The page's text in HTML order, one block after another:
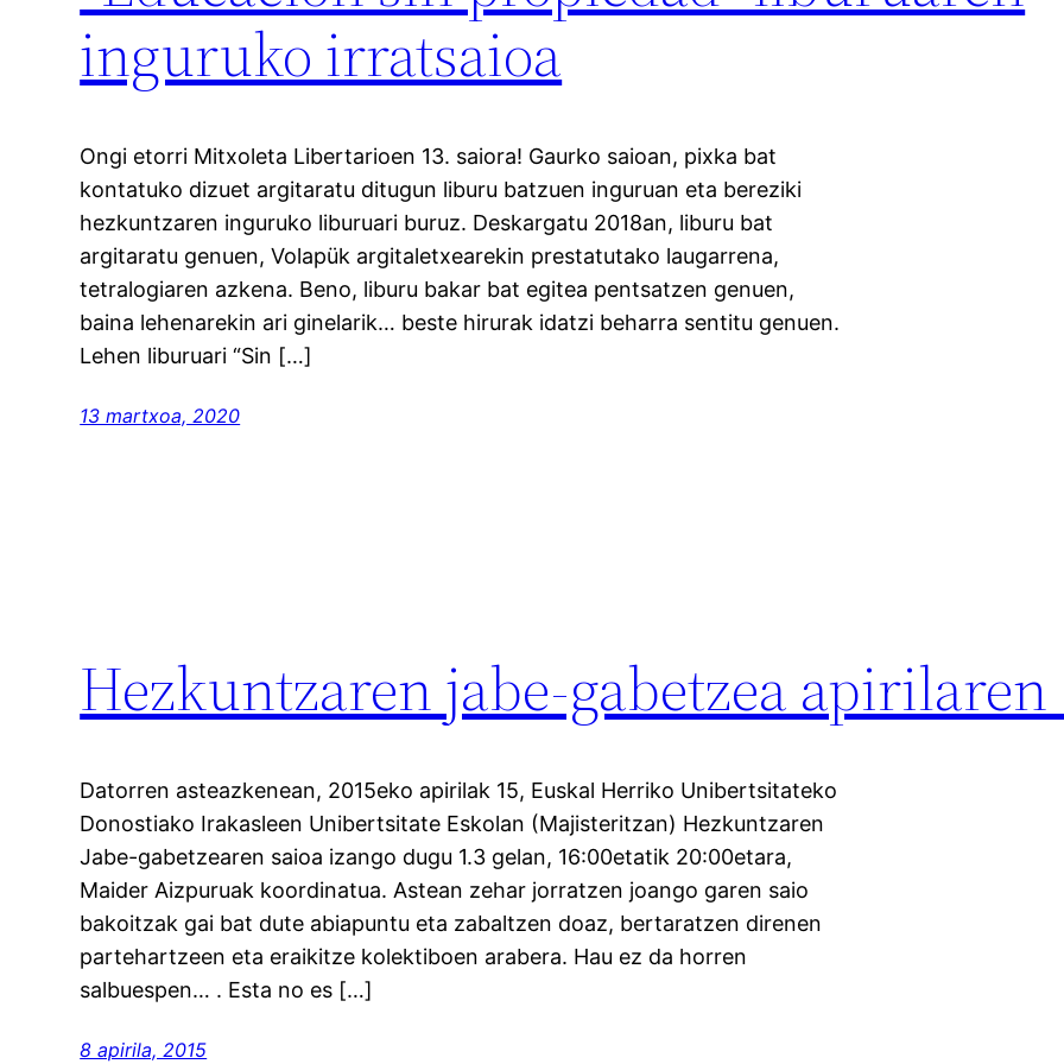
inguruko irratsaioa
Ongi etorri Mitxoleta Libertarioen 13. saiora! Gaurko saioan, pixka bat
kontatuko dizuet argitaratu ditugun liburu batzuen inguruan eta bereziki
hezkuntzaren inguruko liburuari buruz. Deskargatu 2018an, liburu bat
argitaratu genuen, Volapük argitaletxearekin prestatutako laugarrena,
tetralogiaren azkena. Beno, liburu bakar bat egitea pentsatzen genuen,
baina lehenarekin ari ginelarik… beste hirurak idatzi beharra sentitu genuen.
Lehen liburuari “Sin […]
13 martxoa, 2020
Hezkuntzaren jabe-gabetzea apirilaren
Datorren asteazkenean, 2015eko apirilak 15, Euskal Herriko Unibertsitateko
Donostiako Irakasleen Unibertsitate Eskolan (Majisteritzan) Hezkuntzaren
Jabe-gabetzearen saioa izango dugu 1.3 gelan, 16:00etatik 20:00etara,
Maider Aizpuruak koordinatua. Astean zehar jorratzen joango garen saio
bakoitzak gai bat dute abiapuntu eta zabaltzen doaz, bertaratzen direnen
partehartzeen eta eraikitze kolektiboen arabera. Hau ez da horren
salbuespen… . Esta no es […]
8 apirila, 2015